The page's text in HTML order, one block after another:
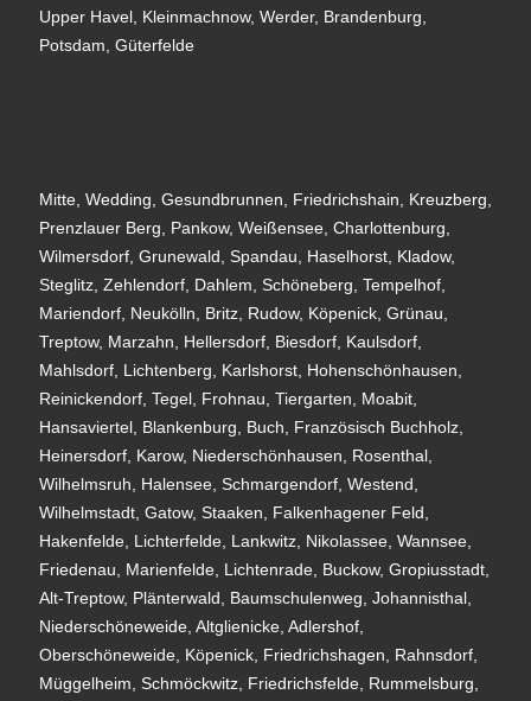
Upper Havel, Kleinmachnow, Werder, Brandenburg,
Potsdam, Güterfelde
Mitte, Wedding, Gesundbrunnen, Friedrichshain, Kreuzberg,
Prenzlauer Berg, Pankow, Weißensee, Charlottenburg,
Wilmersdorf, Grunewald, Spandau, Haselhorst, Kladow,
Steglitz, Zehlendorf, Dahlem, Schöneberg, Tempelhof,
Mariendorf, Neukölln, Britz, Rudow, Köpenick, Grünau,
Treptow, Marzahn, Hellersdorf, Biesdorf, Kaulsdorf,
Mahlsdorf, Lichtenberg, Karlshorst, Hohenschönhausen,
Reinickendorf, Tegel, Frohnau, Tiergarten, Moabit,
Hansaviertel, Blankenburg, Buch, Französisch Buchholz,
Heinersdorf, Karow, Niederschönhausen, Rosenthal,
Wilhelmsruh, Halensee, Schmargendorf, Westend,
Wilhelmstadt, Gatow, Staaken, Falkenhagener Feld,
Hakenfelde, Lichterfelde, Lankwitz, Nikolassee, Wannsee,
Friedenau, Marienfelde, Lichtenrade, Buckow, Gropiusstadt,
Alt-Treptow, Plänterwald, Baumschulenweg, Johannisthal,
Niederschöneweide, Altglienicke, Adlershof,
Oberschöneweide, Köpenick, Friedrichshagen, Rahnsdorf,
Müggelheim, Schmöckwitz, Friedrichsfelde, Rummelsburg,